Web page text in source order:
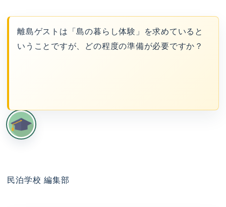
離島ゲストは「島の暮らし体験」を求めていると
いうことですが、どの程度の準備が必要ですか？
民泊学校 編集部